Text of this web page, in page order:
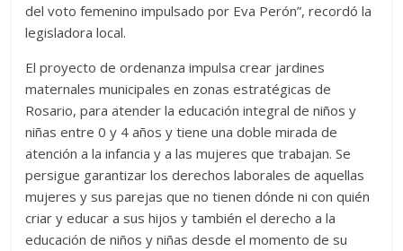
del voto femenino impulsado por Eva Perón”, recordó la
legisladora local.
El proyecto de ordenanza impulsa crear jardines
maternales municipales en zonas estratégicas de
Rosario, para atender la educación integral de niños y
niñas entre 0 y 4 años y tiene una doble mirada de
atención a la infancia y a las mujeres que trabajan. Se
persigue garantizar los derechos laborales de aquellas
mujeres y sus parejas que no tienen dónde ni con quién
criar y educar a sus hijos y también el derecho a la
educación de niños y niñas desde el momento de su